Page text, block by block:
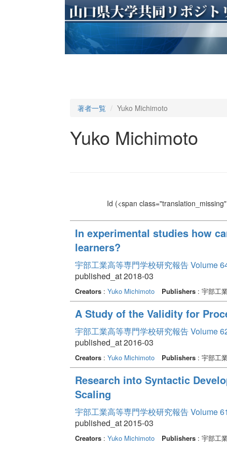
著者一覧 Yuko Michimoto
Yuko Michimoto
Id (<span
In experimental studies how
learners?
宇部工業高等専門学校研究報告 Volume
published_at 2018-03
Creators: Yuko Michimoto Publishers: 宇部工
A Study of the Validity for
宇部工業高等専門学校研究報告 Volume
published_at 2016-03
Creators: Yuko Michimoto Publishers: 宇部工
Research into Syntactic
Scaling
宇部工業高等専門学校研究報告 Volume
published_at 2015-03
Creators: Yuko Michimoto Publishers: 宇部工